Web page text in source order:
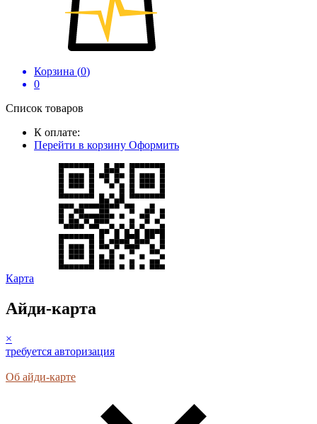
Корзина (0)
0
Список товаров
К оплате:
Перейти в корзину Оформить
Карта
Айди-карта
×
требуется авторизация
Об айди-карте